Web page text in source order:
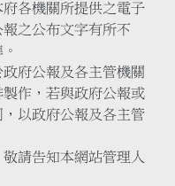
各機關所提供之電子
之公布文字有所不
府公報及各主管機關
作，若與政府公報或
以政府公報及各主管
請告知本網站管理人